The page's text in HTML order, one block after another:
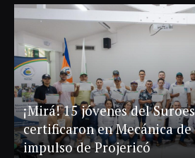
¡Mirá! 15 jóvenes del
certificaron en Mecánica
impulso de Projericó